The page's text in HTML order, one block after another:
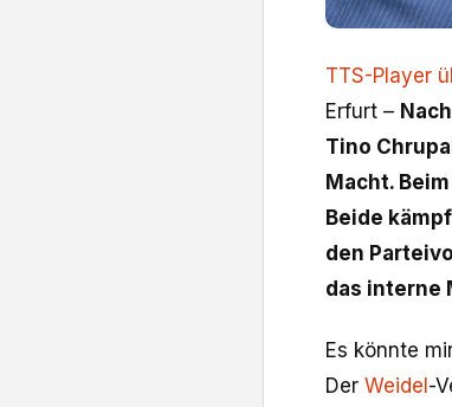
TTS-Player
Erfurt –
Tino
Macht.
Beide
den
das interne
Es könnte
Der Weidel -